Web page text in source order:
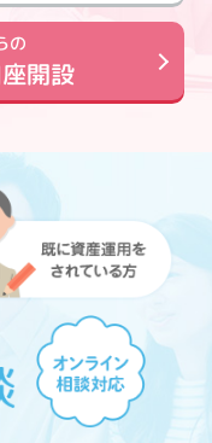
の
開設